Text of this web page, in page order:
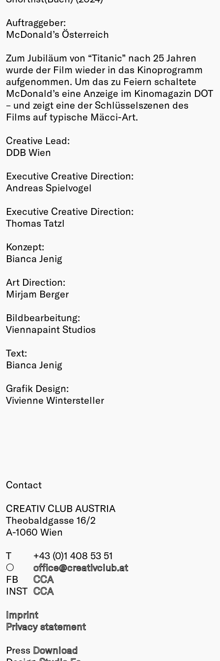
2026
Past
Auftraggeber:
McDonald’s Österreich
Zum Jubiläum von “Titanic” nach 25 Jahren
wurde der Film wieder in das Kinoprogramm
aufgenommen. Um das zu Feiern schaltete
McDonald’s eine Anzeige im Kinomagazin DOT
– und zeigt eine der Schlüsselszenen des
Films auf typische Mäcci-Art.
Creative Lead:
DDB Wien
Executive Creative Direction:
Andreas Spielvogel
Executive Creative Direction:
Thomas Tatzl
Konzept:
Bianca Jenig
Art Direction:
Mirjam Berger
Bildbearbeitung:
Viennapaint Studios
Text:
Bianca Jenig
Grafik Design:
Vivienne Wintersteller
Contact
CREATIV CLUB AUSTRIA
Theobaldgasse 16/2
A-1060 Wien
T
+43 (0)1 408 53 51
○
office@creativclub.at
FB
CCA
INST CCA
Imprint
Privacy statement
Press Download